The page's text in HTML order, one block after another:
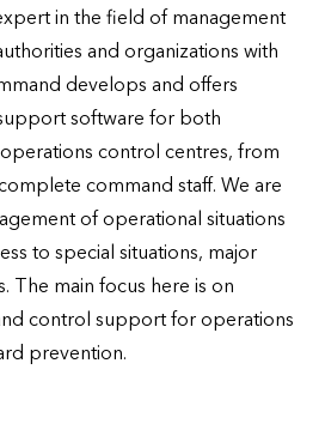
in the field of management
and organizations with
develops and offers
software for both
control centres, from
command staff. We are
of operational situations
to special situations, major
The main focus here is on
control support for operations
prevention.